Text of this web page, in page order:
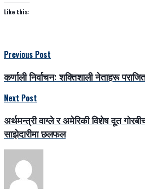
Like this:
Previous Post
कर्णाली निर्वाचन: शक्तिशाली नेताहरू
Next Post
अर्थमन्त्री वाग्ले र अमेरिकी विशेष दूत
साझेदारीमा छलफल